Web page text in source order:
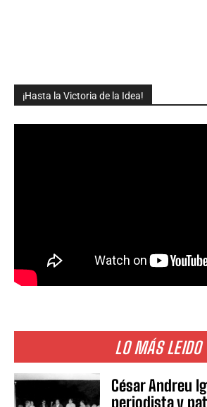
¡Hasta la Victoria de la Idea!
LO MÁS LEIDO
César Andreu
periodista y